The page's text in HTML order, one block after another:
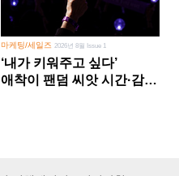
마케팅/세일즈 2026년 8월 Issue 1
‘내가 키워주고 싶다’
애착이 팬덤 씨앗 시간·감정